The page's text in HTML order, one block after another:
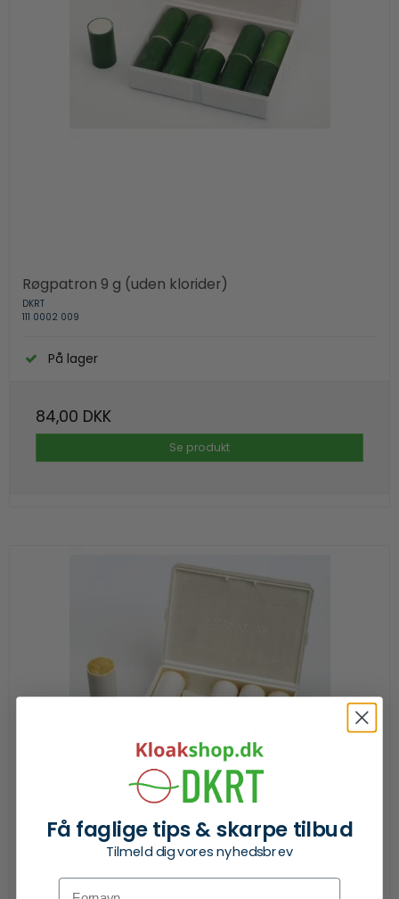
Røgpatron 9 g (uden klorider)
DKRT
111 0002 009
På lager
84,00 DKK
Se produkt
Få faglige tips & skarpe tilbud
Tilmeld dig vores nyhedsbrev
Fornavn